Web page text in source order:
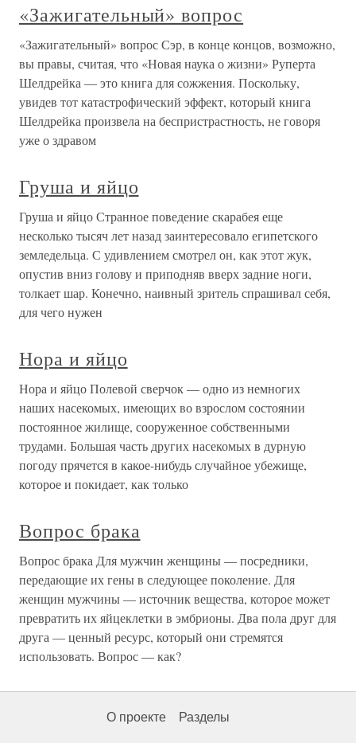
«Зажигательный» вопрос
«Зажигательный» вопрос Сэр, в конце концов, возможно,
вы правы, считая, что «Новая наука о жизни» Руперта
Шелдрейка — это книга для сожжения. Поскольку,
увидев тот катастрофический эффект, который книга
Шелдрейка произвела на беспристрастность, не говоря
уже о здравом
Груша и яйцо
Груша и яйцо Странное поведение скарабея еще
несколько тысяч лет назад заинтересовало египетского
земледельца. С удивлением смотрел он, как этот жук,
опустив вниз голову и приподняв вверх задние ноги,
толкает шар. Конечно, наивный зритель спрашивал себя,
для чего нужен
Нора и яйцо
Нора и яйцо Полевой сверчок — одно из немногих
наших насекомых, имеющих во взрослом состоянии
постоянное жилище, сооруженное собственными
трудами. Большая часть других насекомых в дурную
погоду прячется в какое-нибудь случайное убежище,
которое и покидает, как только
Вопрос брака
Вопрос брака Для мужчин женщины — посредники,
передающие их гены в следующее поколение. Для
женщин мужчины — источник вещества, которое может
превратить их яйцеклетки в эмбрионы. Два пола друг для
друга — ценный ресурс, который они стремятся
использовать. Вопрос — как?
О проекте Разделы